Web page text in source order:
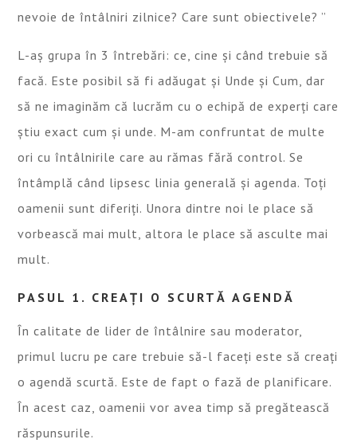
nevoie de întâlniri zilnice? Care sunt obiectivele? ”
L-aș grupa în 3 întrebări: ce, cine și când trebuie să
facă. Este posibil să fi adăugat și Unde și Cum, dar
să ne imaginăm că lucrăm cu o echipă de experți care
știu exact cum și unde. M-am confruntat de multe
ori cu întâlnirile care au rămas fără control. Se
întâmplă când lipsesc linia generală și agenda. Toți
oamenii sunt diferiți. Unora dintre noi le place să
vorbească mai mult, altora le place să asculte mai
mult.
PASUL 1. CREAȚI O SCURTĂ AGENDĂ
În calitate de lider de întâlnire sau moderator,
primul lucru pe care trebuie să-l faceți este să creați
o agendă scurtă. Este de fapt o fază de planificare.
În acest caz, oamenii vor avea timp să pregătească
răspunsurile.